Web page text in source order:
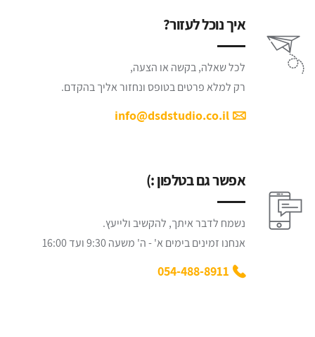
איך נוכל לעזור?
לכל שאלה, בקשה או הצעה,
רק למלא פרטים בטופס ונחזור אליך בהקדם.
info@dsdstudio.co.il
אפשר גם בטלפון :)
נשמח לדבר איתך, להקשיב ולייעץ.
אנחנו זמינים בימים א' - ה' משעה 9:30 ועד 16:00
054-488-8911